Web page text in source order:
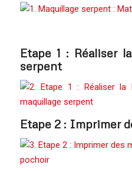
Etape 1 : Réaliser
serpent
Etape 2 : Imprimer